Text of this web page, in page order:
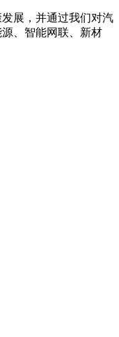
展，并通过我们对汽
、智能网联、新材